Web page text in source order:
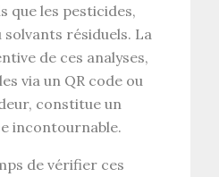
que les pesticides,
solvants résiduels. La
de ces analyses,
via un QR code ou
constitue un
incontournable.
de vérifier ces